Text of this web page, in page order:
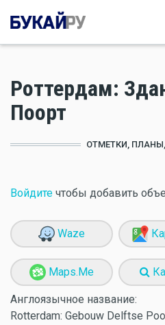
Роттердам:
Поорт
ОТМЕТКИ,
Войдите чтобы добавить
Waze
Maps.Me
Англоязычное название:
Rotterdam: Gebouw Delftse